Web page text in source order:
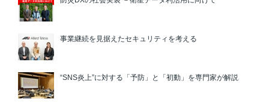
事業継続を見据えたセキュリティを考える
“SNS炎上”に対する「予防」と「初動」を専門家が解説